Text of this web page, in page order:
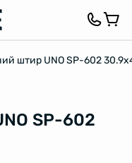
штир UNO SP-602
SP-602
ТА ЗАПИТАННЯ